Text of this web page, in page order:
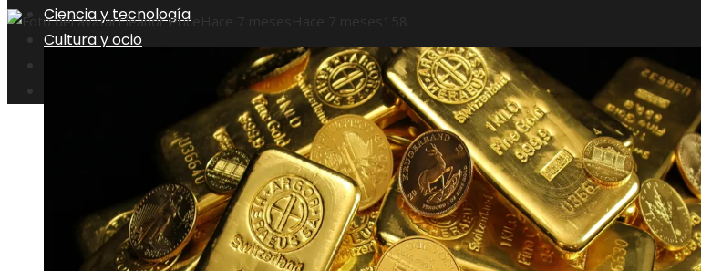
Ciencia y tecnología
Cultura y ocio
Eleanor Price Hace 7 meses Hace 7 meses